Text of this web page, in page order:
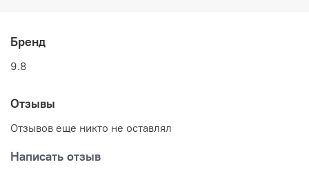
Бренд
9.8
Отзывы
Отзывов еще никто не оставлял
Написать отзыв